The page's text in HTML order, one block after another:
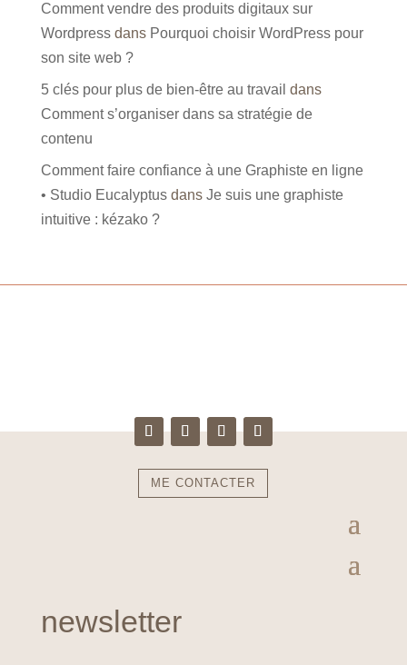
Comment vendre des produits digitaux sur
Wordpressdans Pourquoi choisir WordPress pour
son site web ?
5 clés pour plus de bien-être au travail dans
Comment s’organiser dans sa stratégie de
contenu
Comment faire confiance à une Graphiste en ligne
• Studio Eucalyptusdans Je suis une graphiste
intuitive : kézako ?
ME CONTACTER
newsletter